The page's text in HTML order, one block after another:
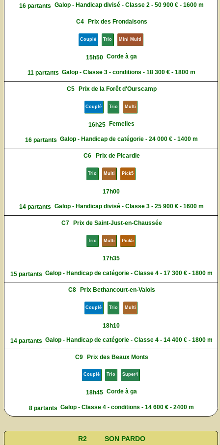
16 partants Galop - Handicap divisé - Classe 2 - 50 900 € - 1600 m
C4 Prix des Frondaisons
Couplé Trio Mini Multi
15h50 Corde à ga
11 partants Galop - Classe 3 - conditions - 18 300 € - 1800 m
C5 Prix de la Forêt d'Ourscamp
Couplé Trio Multi
16h25 Femelles
16 partants Galop - Handicap de catégorie - 24 000 € - 1400 m
C6 Prix de Picardie
Trio Multi Pick5
17h00
14 partants Galop - Handicap divisé - Classe 3 - 25 900 € - 1600 m
C7 Prix de Saint-Just-en-Chaussée
Trio Multi Pick5
17h35
15 partants Galop - Handicap de catégorie - Classe 4 - 17 300 € - 1800 m
C8 Prix Bethancourt-en-Valois
Couplé Trio Multi
18h10
14 partants Galop - Handicap de catégorie - Classe 4 - 14 400 € - 1800 m
C9 Prix des Beaux Monts
Couplé Trio Super4
18h45 Corde à ga
8 partants Galop - Classe 4 - conditions - 14 600 € - 2400 m
R2 SON PARDO